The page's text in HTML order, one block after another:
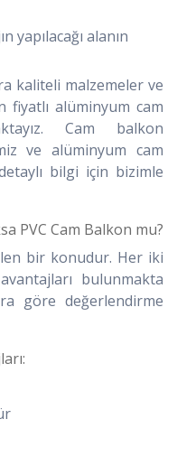
yapılacağı alanın
kaliteli malzemeler ve
alüminyum cam
Cam balkon
ve alüminyum cam
bilgi için bizimle
PVC Cam Balkon mu?
bir konudur. Her iki
bulunmakta
göre değerlendirme